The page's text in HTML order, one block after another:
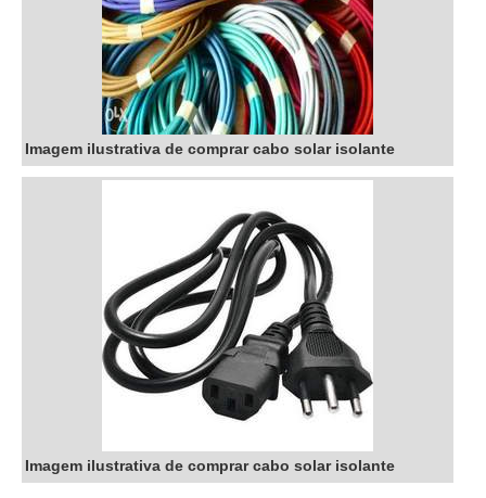
Imagem ilustrativa de comprar cabo solar isolante
Imagem ilustrativa de comprar cabo solar isolante